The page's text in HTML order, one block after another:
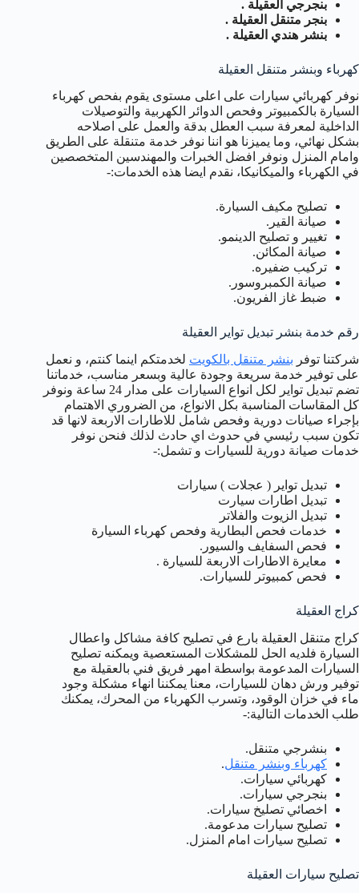
بنجرجي العقيلة .
بنجر متنقل العقيلة .
بنشر هندي العقيلة .
كهرباء وبنشر متنقل العقيلة
نوفر كهربائي سيارات على اعلى مستوى يقوم بفحص كهرباء
السيارة بالكمبيوتر وفحص الدوائر الكهربية والتوصيلات
الداخلية لمعرفة سبب العطل بدقة والعمل على اصلاحه
بشكل نهائي، وما يميزنا هو اننا نوفر خدمة متنقلة على الطريق
وامام المنزل ونوفر افضل الخبرات والمهندسين المتخصصين
في الكهرباء والميكانيكا، نقدم ايضا هذه الخدمات:-
تصليح مكيف السيارة.
صيانة القير.
تغيير و تصليح الدينمو.
صيانة المكائن.
تركيب ضفيره.
صيانة الكمبروسور.
ضبط غاز الفريون.
رقم خدمة بنشر تبديل تواير العقيلة
شركتنا توفر بنشر متنقل بالكويت لخدمتكم اينما كنتم، و نعمل
على توفير خدمة سريعة وجودة عالية وبسعر مناسب، خدماتنا
تضم تبديل تواير لكل انواع السيارات على مدار 24 ساعة ونوفر
كل المقاسات المناسبة بكل الانواع، من الضروري الاهتمام
بإجراء صيانات دورية وفحص شامل للاطارات الاربعة لانها قد
تكون سبب رئيسي في حدوث اي حادث لذلك فنحن نوفر
خدمات صيانة دورية للسيارات و تشمل:-
تبديل تواير ( عجلات ) سيارات
تبديل اطارات سيارت
تبديل الزيوت والفلاتر
خدمات فحص البطارية وفحص كهرباء السيارة
فحص السفايف والسيور.
معايرة الاطارات الاربعة للسيارة .
فحص كمبيوتر للسيارات.
كراج العقيلة
كراج متنقل العقيلة بارع في تصليح كافة مشاكل واعطال
السيارة فلديه الحل للمشكلات المستعصية ويمكنه تصليح
السيارات المدعومة بواسطة امهر فريق فني بالعقيلة مع
توفير ورش دهان للسيارات، معنا يمكننا انهاء مشكلة وجود
ماء في خزان الوقود، وتسرب الكهرباء من المحرك، يمكنك
طلب الخدمات التالية:-
بنشرجي متنقل.
كهرباء وبنشر متنقل.
كهربائي سيارات.
بنجرجي سيارات.
اخصائي تصليخ سيارات.
تصليح سيارات مدعومة.
تصليح سيارات امام المنزل.
تصليح سيارات العقيلة